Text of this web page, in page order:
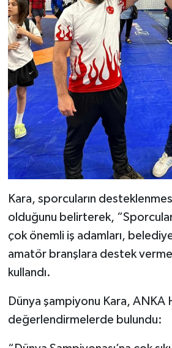
Kara, sporcuların
olduğunu belirterek,
çok önemli iş adamları,
amatör branşlara destek
kullandı.
Dünya şampiyonu Kara, ANKA
değerlendirmelerde bulundu: